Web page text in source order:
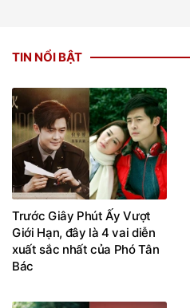
TIN NỔI BẬT
Trước Giây Phút Ấy Vượt
Giới Hạn, đây là 4 vai diễn
xuất sắc nhất của Phó Tân
Bác